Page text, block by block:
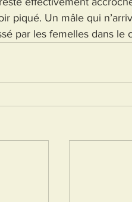
piqué. Un mâle qui
par les femelles dans le